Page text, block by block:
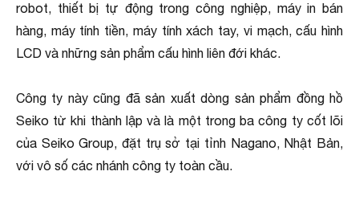
robot, thiết bị tự động trong công nghiệp, máy in bán
hàng, máy tính tiền, máy tính xách tay, vi mạch, cấu hình
LCD và những sản phẩm cấu hình liên đới khác.
Công ty này cũng đã sản xuất dòng sản phẩm đồng hồ
Seiko từ khi thành lập và là một trong ba công ty cốt lõi
của Seiko Group, đặt trụ sở tại tỉnh Nagano, Nhật Bản,
với vô số các nhánh công ty toàn cầu.